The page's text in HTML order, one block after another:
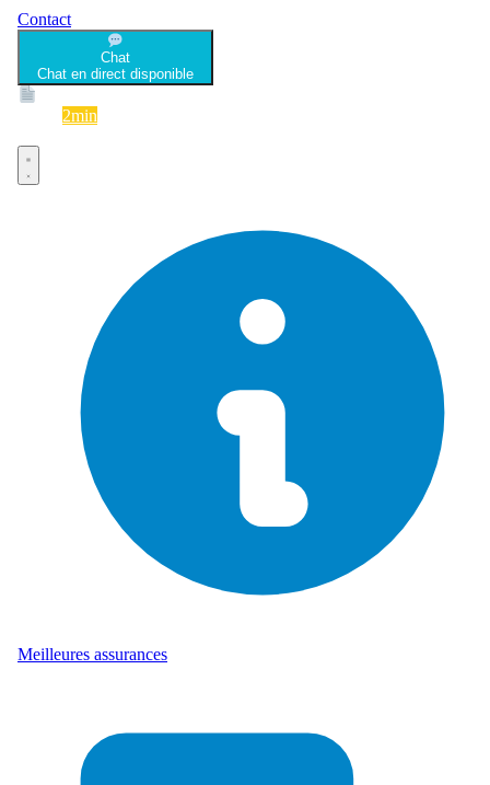
Contact
Chat
Chat en direct disponible
2min
Meilleures assurances